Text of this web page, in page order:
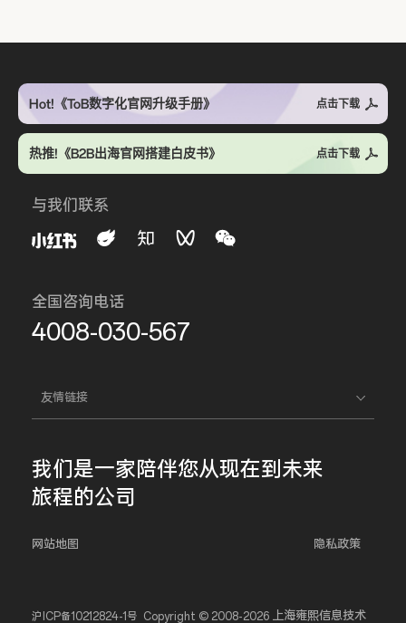
Hot!《ToB数字化官网升级手册》 点击下载
热推!《B2B出海官网搭建白皮书》 点击下载
与我们联系
全国咨询电话
4008-030-567
友情链接
我们是一家陪伴您从现在到未来
旅程的公司
网站地图 隐私政策
沪ICP备10212824-1号 Copyright © 2008-2026 上海雍熙信息技术